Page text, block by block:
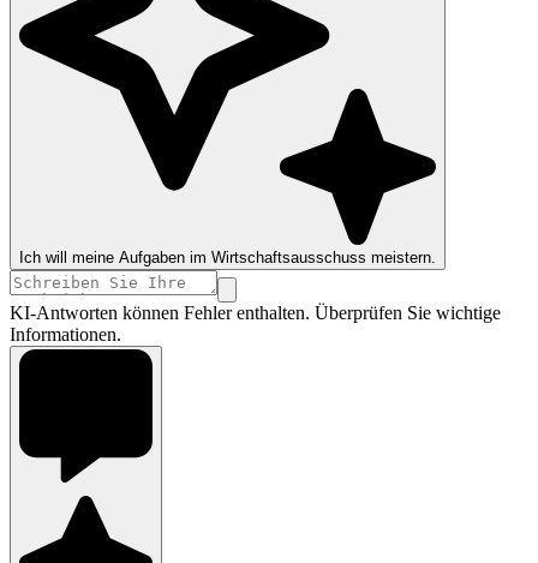
Ich will meine Aufgaben im Wirtschaftsausschuss meistern.
KI-Antworten können Fehler enthalten. Überprüfen Sie wichtige
Informationen.